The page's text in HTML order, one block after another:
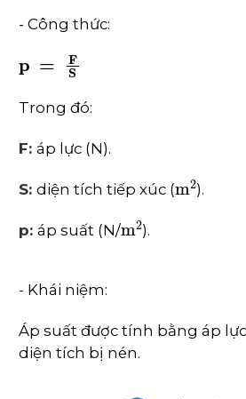
- Công thức:
S
Trong đó:
F: áp lực (N).
S: diện tích tiếp xúc ( m2).
p: áp suất (N/ m2).
- Khái niệm:
Áp suất được tính bằng áp
diện tích bị nén.